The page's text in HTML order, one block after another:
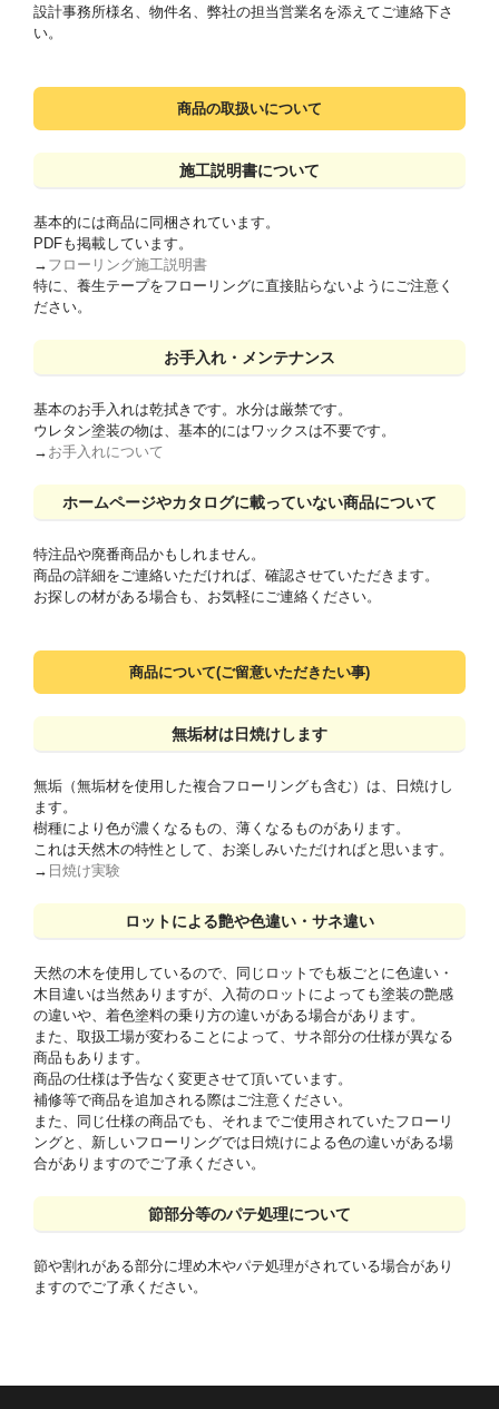
設計事務所様名、物件名、弊社の担当営業名を添えてご連絡下さ
い。
商品の取扱いについて
施工説明書について
基本的には商品に同梱されています。
PDFも掲載しています。
→ フローリング施工説明書
特に、養生テープをフローリングに直接貼らないようにご注意く
ださい。
お手入れ・メンテナンス
基本のお手入れは乾拭きです。水分は厳禁です。
ウレタン塗装の物は、基本的にはワックスは不要です。
→ お手入れについて
ホームページやカタログに載っていない商品について
特注品や廃番商品かもしれません。
商品の詳細をご連絡いただければ、確認させていただきます。
お探しの材がある場合も、お気軽にご連絡ください。
商品について(ご留意いただきたい事)
無垢材は日焼けします
無垢（無垢材を使用した複合フローリングも含む）は、日焼けし
ます。
樹種により色が濃くなるもの、薄くなるものがあります。
これは天然木の特性として、お楽しみいただければと思います。
→ 日焼け実験
ロットによる艶や色違い・サネ違い
天然の木を使用しているので、同じロットでも板ごとに色違い・
木目違いは当然ありますが、入荷のロットによっても塗装の艶感
の違いや、着色塗料の乗り方の違いがある場合があります。
また、取扱工場が変わることによって、サネ部分の仕様が異なる
商品もあります。
商品の仕様は予告なく変更させて頂いています。
補修等で商品を追加される際はご注意ください。
また、同じ仕様の商品でも、それまでご使用されていたフローリ
ングと、新しいフローリングでは日焼けによる色の違いがある場
合がありますのでご了承ください。
節部分等のパテ処理について
節や割れがある部分に埋め木やパテ処理がされている場合があり
ますのでご了承ください。